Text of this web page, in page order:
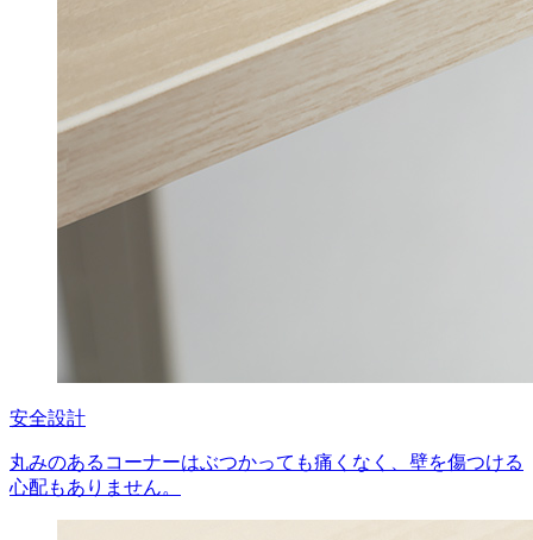
安全設計
丸みのあるコーナーはぶつかっても痛くなく、壁を傷つける
心配もありません。